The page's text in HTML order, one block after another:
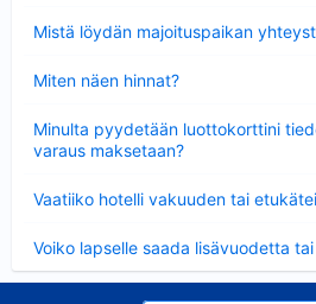
Mistä löydän majoituspaikan
Miten näen hinnat?
Minulta pyydetään luottokorttini
varaus maksetaan?
Vaatiiko hotelli vakuuden tai
Voiko lapselle saada lisävuodetta